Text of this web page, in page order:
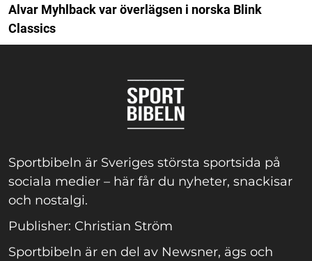
Alvar Myhlback var överlägsen i norska Blink
Classics
Sportbibeln är Sveriges största sportsida på
sociala medier – här får du nyheter, snackisar
och nostalgi.
Publisher: Christian Ström
Sportbibeln är en del av Newsner, ägs och